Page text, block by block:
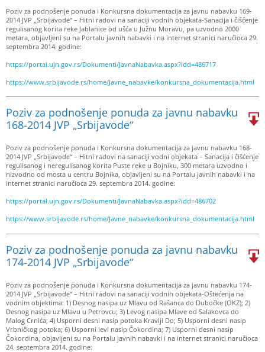
Poziv za podnošenje ponuda i Konkursna dokumentacija za javnu nabavku 169-
2014 JVP „Srbijavode“ – Hitni radovi na sanaciji vodnih objekata-Sanacija i čišćenje
regulisanog korita reke Jablanice od ušća u Južnu Moravu, pa uzvodno 2000
metara, objavljeni su na Portalu javnih nabavki i na internet stranici naručioca 29.
septembra 2014. godine:
https://portal.ujn.gov.rs/Dokumenti/JavnaNabavka.aspx?idd=486717
https://www.srbijavode.rs/home/Javne_nabavke/konkursna_dokumentacija.html
Poziv za podnošenje ponuda za javnu nabavku
168-2014 JVP „Srbijavode“
Poziv za podnošenje ponuda i Konkursna dokumentacija za javnu nabavku 168-
2014 JVP „Srbijavode“ – Hitni radovi na sanaciji vodni objekata – Sanacija i čišćenje
regulisanog i neregulisanog korita Puste reke u Bojniku, 300 metara uzvodno i
nizvodno od mosta u centru Bojnika, objavljeni su na Portalu javnih nabavki i na
internet stranici naručioca 29. septembra 2014. godine:
https://portal.ujn.gov.rs/Dokumenti/JavnaNabavka.aspx?idd=486702
https://www.srbijavode.rs/home/Javne_nabavke/konkursna_dokumentacija.html
Poziv za podnošenje ponuda za javnu nabavku
174-2014 JVP „Srbijavode“
Poziv za podnošenje ponuda i Konkursna dokumentacija za javnu nabavku 174-
2014 JVP „Srbijavode“ – Hitni radovi na sanaciji vodnih objekata-Oštećenja na
vodnim objektima: 1) Desnog nasipa uz Mlavu od Rašanca do Dubočke (OKZ); 2)
Desnog nasipa uz Mlavu u Petrovcu; 3) Levog nasipa Mlave od Salakovca do
Malog Crnića; 4) Usporni desni nasip potoka Kravlji Do; 5) Usporni desni nasip
Vrbničkog potoka; 6) Usporni levi nasip Čokordina; 7) Usporni desni nasip
Čokordina, objavljeni su na Portalu javnih nabavki i na internet stranici naručioca
24. septembra 2014. godine: